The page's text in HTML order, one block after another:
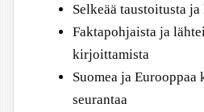
Selkeää taustoitusta
Faktapohjaista ja
kirjoittamista
Suomea ja
seurantaa